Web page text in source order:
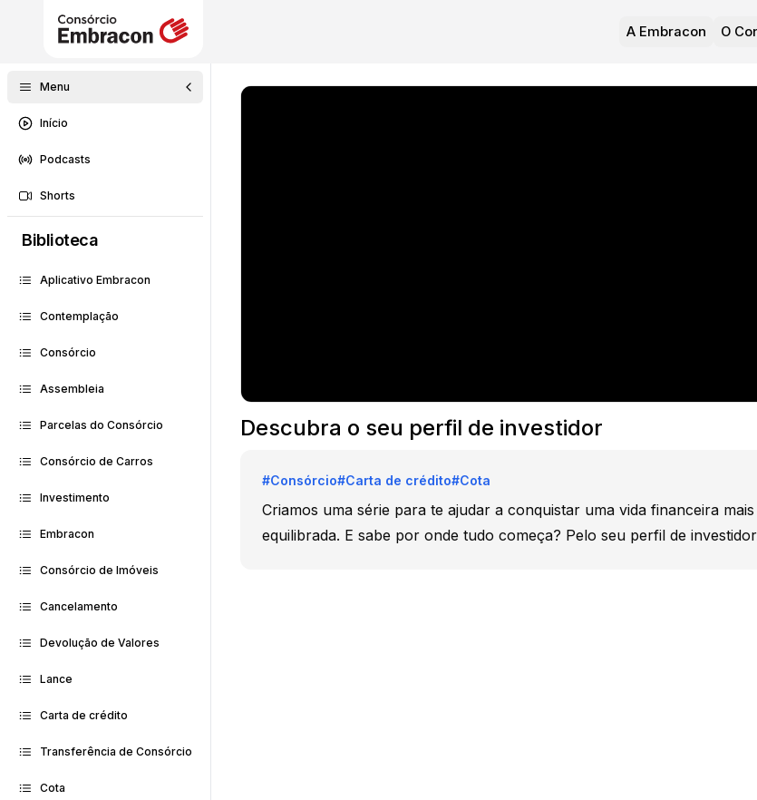
A Embracon O
Menu
Início
Podcasts
Shorts
Biblioteca
Aplicativo Embracon
Contemplação
Consórcio
Assembleia
Parcelas do Consórcio
Consórcio de Carros
Investimento
Embracon
Consórcio de Imóveis
Cancelamento
Devolução de Valores
Lance
Carta de crédito
Transferência de Consórcio
Cota
Descubra o seu perfil de investidor
#Consórcio#Carta de crédito#Cota
Criamos uma série para te ajudar a conquistar uma vida financeira mais
equilibrada. E sabe por onde tudo começa? Pelo seu perfil de